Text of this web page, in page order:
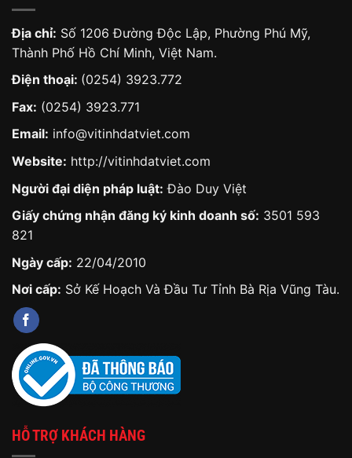
Địa chỉ: Số 1206 Đường Độc Lập, Phường Phú Mỹ,
Thành Phố Hồ Chí Minh, Việt Nam.
Điện thoại: (0254) 3923.772
Fax: (0254) 3923.771
Email: info@vitinhdatviet.com
Website: http://vitinhdatviet.com
Người đại diện pháp luật: Đào Duy Việt
Giấy chứng nhận đăng ký kinh doanh số: 3501 593
821
Ngày cấp: 22/04/2010
Nơi cấp: Sở Kế Hoạch Và Đầu Tư Tỉnh Bà Rịa Vũng Tàu.
HỖ TRỢ KHÁCH HÀNG